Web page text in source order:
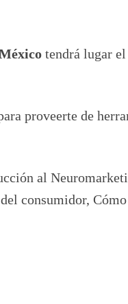
tendrá lugar
proveerte de
al
consumidor,